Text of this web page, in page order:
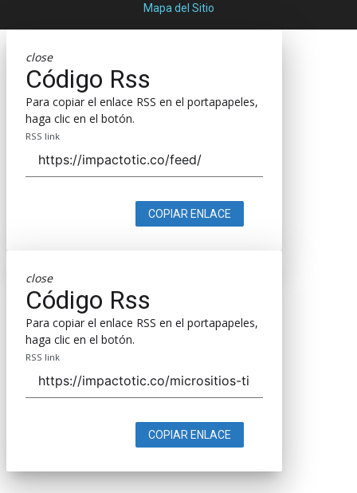
Mapa del Sitio
close
Código Rss
Para copiar el enlace RSS en el portapapeles,
haga clic en el botón.
RSS link
COPIAR ENLACE
close
Código Rss
Para copiar el enlace RSS en el portapapeles,
haga clic en el botón.
RSS link
COPIAR ENLACE